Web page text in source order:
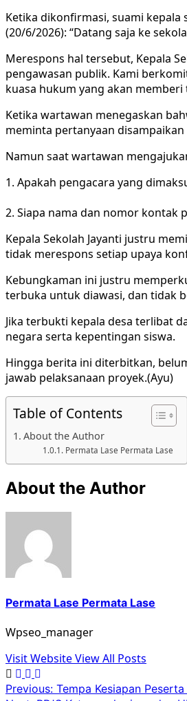
Ketika dikonfirmasi, suami kepala
(20/6/2026): “Datang saja ke
Merespons hal tersebut, Kepala
pengawasan publik. Kami
kuasa hukum yang akan memberi
Ketika wartawan menegaskan
meminta pertanyaan
Namun saat wartawan
1. Apakah pengacara yang
2. Siapa nama dan nomor kontak
Kepala Sekolah Jayanti justru
tidak merespons setiap upaya
Kebungkaman ini justru
terbuka untuk diawasi, dan tidak
Jika terbukti kepala desa terlibat
negara serta kepentingan siswa.
Hingga berita ini diterbitkan,
jawab pelaksanaan proyek.(Ayu)
Table of Contents
About the Author
Permata Lase Permata Lase
About the Author
Permata Lase Permata Lase
Wpseo_manager
Visit WebsiteView All Posts
Previous: Tempa Kesiapan